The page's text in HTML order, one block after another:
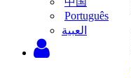
Português
‫العبية